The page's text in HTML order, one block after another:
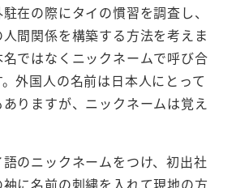
在の際にタイの慣習を調査し、
間関係を構築する方法を考えま
ではなくニックネームで呼び合
外国人の名前は日本人にとって
りますが、ニックネームは覚え
のニックネームをつけ、初出社
に名前の刺繍を入れて現地の方